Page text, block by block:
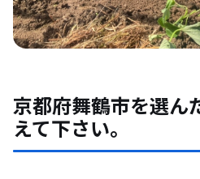
京都府舞鶴市を選ん
えて下さい。